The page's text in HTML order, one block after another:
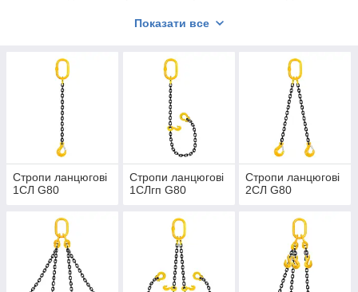
Показати все
Стропи ланцюгові
1СЛ G80
Стропи ланцюгові
1СЛгп G80
Стропи ланцюгові
2СЛ G80